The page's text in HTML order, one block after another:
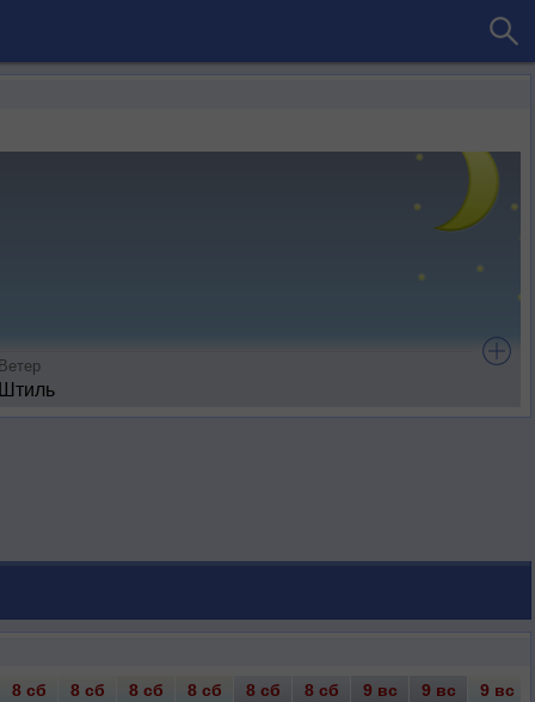
8 сб 8 сб 8 сб 8 сб 8 сб 8 сб 9 вс 9 вс 9 вс